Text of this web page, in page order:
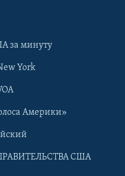
за минуту
York
Америки»
США